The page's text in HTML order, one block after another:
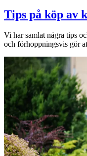
Tips på köp av
Vi har samlat några tips
och förhoppningsvis gör